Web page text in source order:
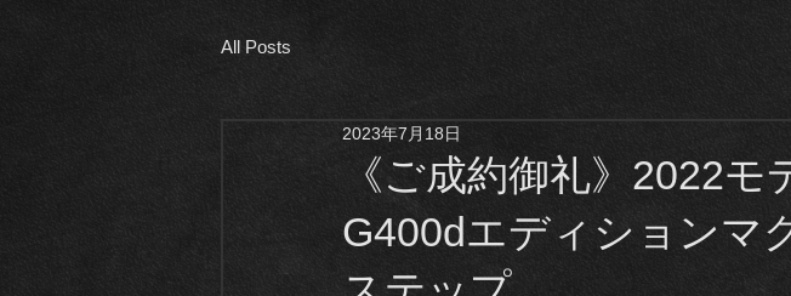
All Posts
《ご成約御礼》2022
G400dエディションマ
2023年7月18日